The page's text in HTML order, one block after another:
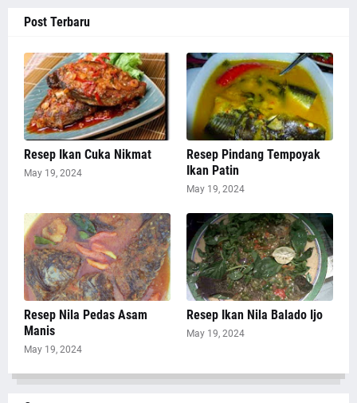
Post Terbaru
Resep Ikan Cuka Nikmat
May 19, 2024
Resep Pindang Tempoyak
Ikan Patin
May 19, 2024
Resep Nila Pedas Asam
Manis
May 19, 2024
Resep Ikan Nila Balado Ijo
May 19, 2024